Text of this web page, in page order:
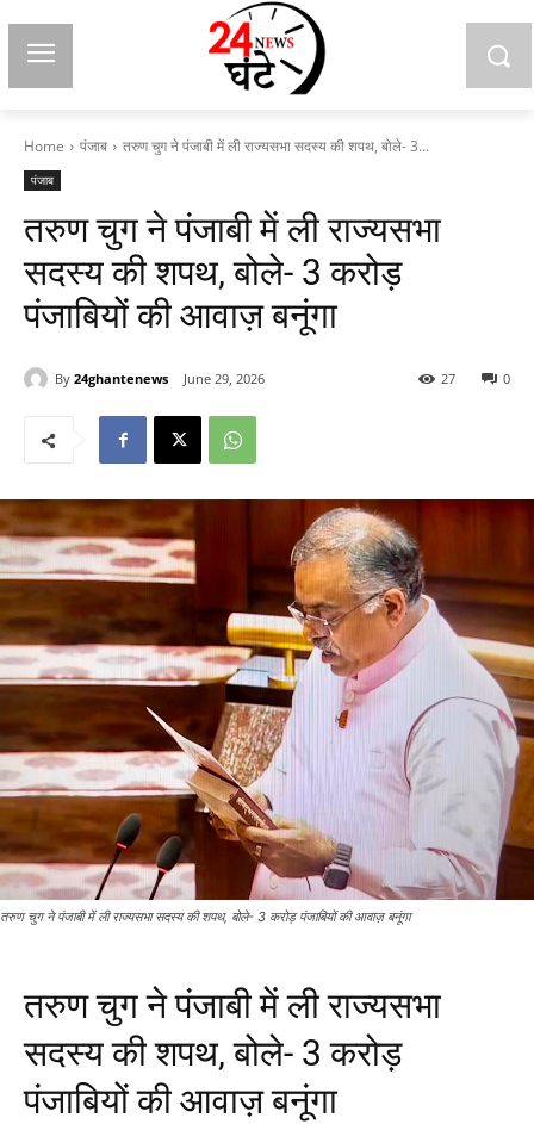
Home पंजाब तरुण चुग ने पंजाबी में ली राज्यसभा सदस्य की शपथ, बोले- 3...
पंजाब
तरुण चुग ने पंजाबी में ली राज्यसभा
सदस्य की शपथ, बोले- 3 करोड़
पंजाबियों की आवाज़ बनूंगा
By 24ghantenews June 29, 2026 0
27
तरुण चुग ने पंजाबी में ली राज्यसभा सदस्य की शपथ, बोले- 3 करोड़ पंजाबियों की आवाज़ बनूंगा
तरुण चुग ने पंजाबी में ली राज्यसभा
सदस्य की शपथ, बोले- 3 करोड़
पंजाबियों की आवाज़ बनूंगा